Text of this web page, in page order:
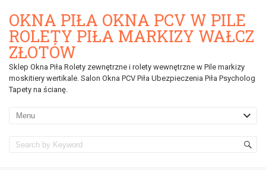
OKNA PIŁA OKNA PCV W PILE
ROLETY PIŁA MARKIZY WAŁCZ
ZŁOTÓW
Sklep Okna Piła Rolety zewnętrzne i rolety wewnętrzne w Pile markizy
moskitiery wertikale. Salon Okna PCV Piła Ubezpieczenia Piła Psycholog
Tapety na ścianę.